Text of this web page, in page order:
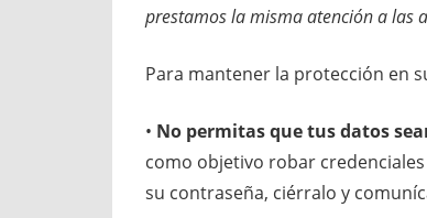
prestamos la misma atención a las
Para mantener la protección en
• No permitas que tus datos
como objetivo robar
su contraseña, ciérralo y